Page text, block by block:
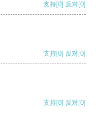
支持[0] 反对[0]
支持[0] 反对[0]
支持[0] 反对[0]